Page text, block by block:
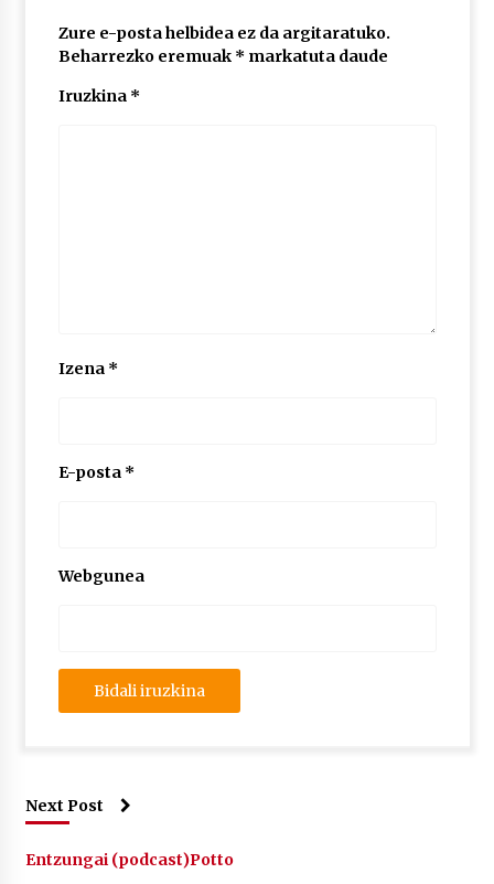
MUSIBLA #297: Bide, Boards Of Canada, Somak,
Zure e-posta helbidea ez da argitaratuko.
Beharrezko eremuak * markatuta daude
Iruzkina *
Izena *
E-posta *
Webgunea
Next Post
Entzungai (podcast)Potto